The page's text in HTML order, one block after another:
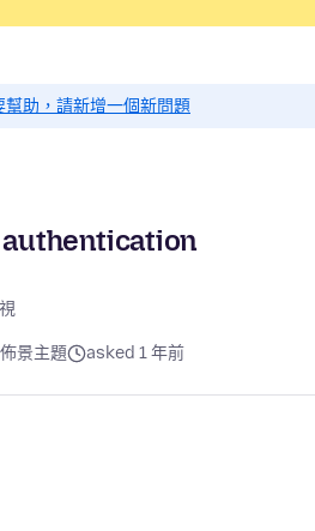
幫助，請新增一個新問題
景主題 asked 1 年前